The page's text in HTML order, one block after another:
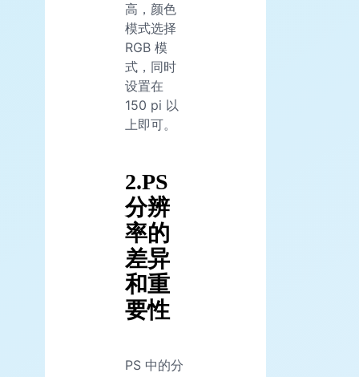
高，颜色
模式选择
RGB 模
式，同时
设置在
150 pi 以
上即可。
2.PS
分辨
率的
差异
和重
要性
PS 中的分